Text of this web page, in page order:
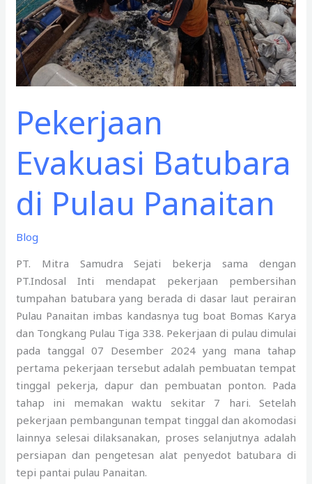
Pekerjaan
Evakuasi Batubara
di Pulau Panaitan
Blog
PT. Mitra Samudra Sejati bekerja sama dengan
PT.Indosal Inti mendapat pekerjaan pembersihan
tumpahan batubara yang berada di dasar laut perairan
Pulau Panaitan imbas kandasnya tug boat Bomas Karya
dan Tongkang Pulau Tiga 338. Pekerjaan di pulau dimulai
pada tanggal 07 Desember 2024 yang mana tahap
pertama pekerjaan tersebut adalah pembuatan tempat
tinggal pekerja, dapur dan pembuatan ponton. Pada
tahap ini memakan waktu sekitar 7 hari. Setelah
pekerjaan pembangunan tempat tinggal dan akomodasi
lainnya selesai dilaksanakan, proses selanjutnya adalah
persiapan dan pengetesan alat penyedot batubara di
tepi pantai pulau Panaitan.